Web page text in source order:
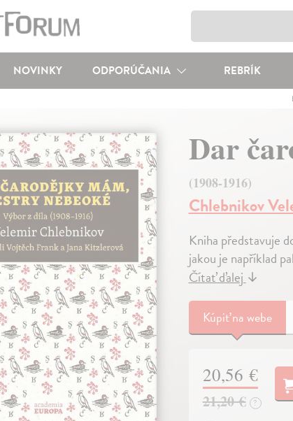
NOVINKY ODPORÚČANIA REBRÍK
Dar
(1908-1916)
Chlebnikov
Kniha představuje
jakou je například
Čítať ďalej↓
Kúpiťna webe
20,56 €
21,20 € ?